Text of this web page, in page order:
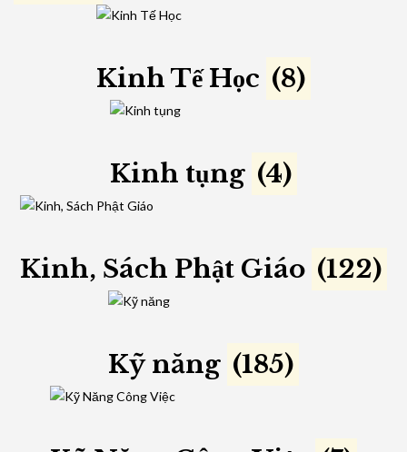
Kinh Tế Học (8)
Kinh tụng (4)
Kinh, Sách Phật Giáo (122)
Kỹ năng (185)